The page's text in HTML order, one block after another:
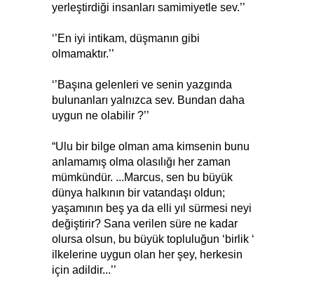
yerleştirdiği insanları samimiyetle sev.’’
‘’En iyi intikam, düşmanın gibi
olmamaktır.’’
‘’Başına gelenleri ve senin yazgında
bulunanları yalnızca sev. Bundan daha
uygun ne olabilir ?’’
“Ulu bir bilge olman ama kimsenin bunu
anlamamış olma olasılığı her zaman
mümkündür. ...Marcus, sen bu büyük
dünya halkının bir vatandaşı oldun;
yaşamının beş ya da elli yıl sürmesi neyi
değiştirir? Sana verilen süre ne kadar
olursa olsun, bu büyük topluluğun ‘birlik ‘
ilkelerine uygun olan her şey, herkesin
için adildir...’’